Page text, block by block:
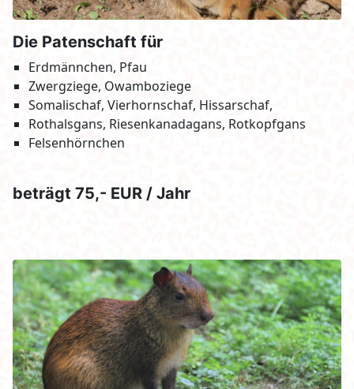
Die Patenschaft für
Erdmännchen, Pfau
Zwergziege, Owamboziege
Somalischaf, Vierhornschaf, Hissarschaf,
Rothalsgans, Riesenkanadagans, Rotkopfgans
Felsenhörnchen
beträgt 75,- EUR / Jahr